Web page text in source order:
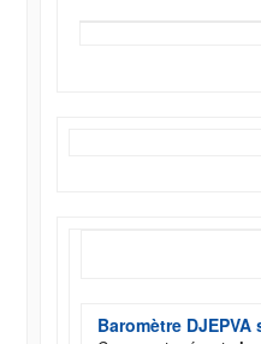
Baromètre